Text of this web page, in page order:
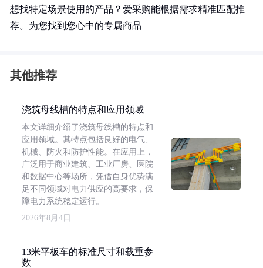
想找特定场景使用的产品？爱采购能根据需求精准匹配推
荐。为您找到您心中的专属商品
其他推荐
浇筑母线槽的特点和应用领域
本文详细介绍了浇筑母线槽的特点和
应用领域。其特点包括良好的电气、
机械、防火和防护性能。在应用上，
广泛用于商业建筑、工业厂房、医院
和数据中心等场所，凭借自身优势满
足不同领域对电力供应的高要求，保
障电力系统稳定运行。
2026年8月4日
13米平板车的标准尺寸和载重参
数